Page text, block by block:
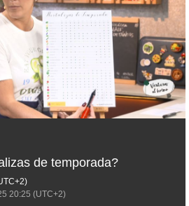
de temporada?
20:25 (UTC+2)